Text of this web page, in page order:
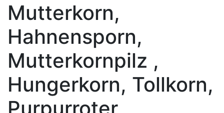
Mutterkorn,
Hahnensporn,
Mutterkornpilz ,
Hungerkorn, Tollkorn,